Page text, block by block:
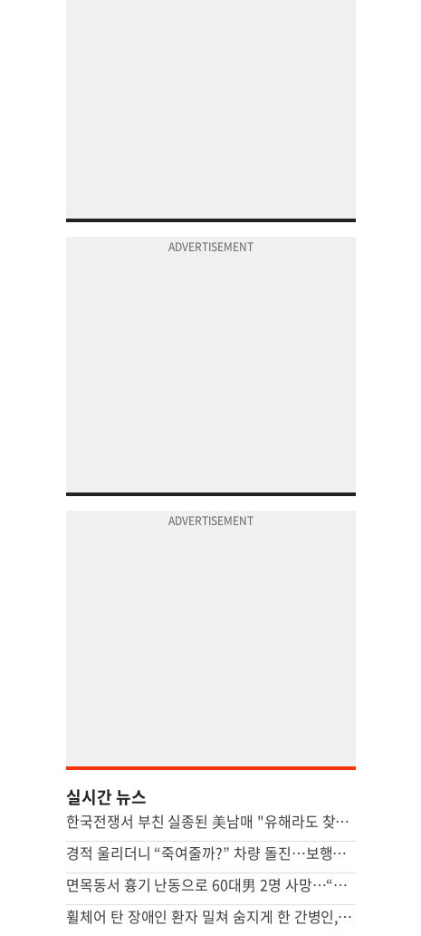
실시간 뉴스
한국전쟁서 부친 실종된 美남매 "유해라도 찾을 수 있다면…"
경적 울리더니 “죽여줄까?” 차량 돌진…보행자 덮쳤다
면목동서 흉기 난동으로 60대男 2명 사망…“지인 사이 추정”
휠체어 탄 장애인 환자 밀쳐 숨지게 한 간병인, 2심도 집유